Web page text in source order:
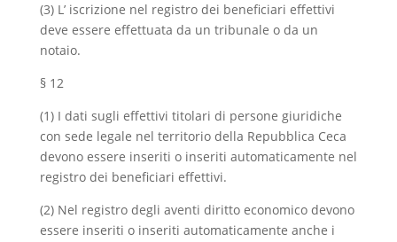
(3) L’ iscrizione nel registro dei beneficiari effettivi
deve essere effettuata da un tribunale o da un
notaio.
§ 12
(1) I dati sugli effettivi titolari di persone giuridiche
con sede legale nel territorio della Repubblica Ceca
devono essere inseriti o inseriti automaticamente nel
registro dei beneficiari effettivi.
(2) Nel registro degli aventi diritto economico devono
essere inseriti o inseriti automaticamente anche i